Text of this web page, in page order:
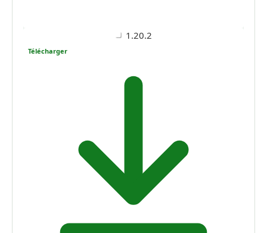
1.20.2
Télécharger